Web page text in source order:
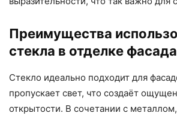
Преимущества
стекла в отделке фасада
Стекло идеально подходит для
пропускает свет, что создаёт
открытости. В сочетании с